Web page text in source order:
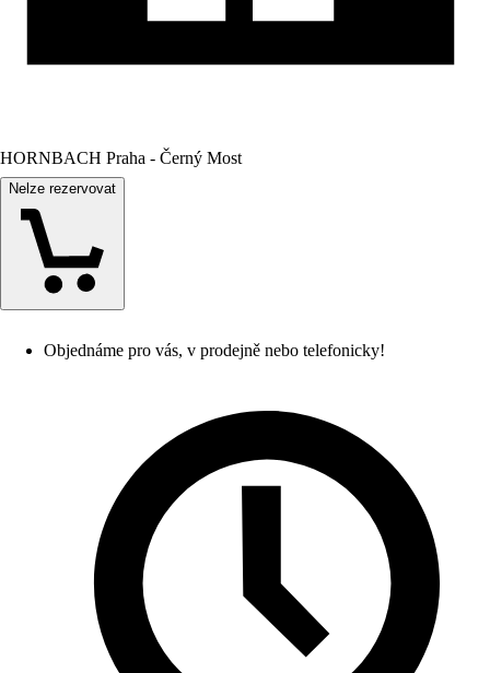
HORNBACH Praha - Černý Most
Nelze rezervovat
Objednáme pro vás, v prodejně nebo telefonicky!